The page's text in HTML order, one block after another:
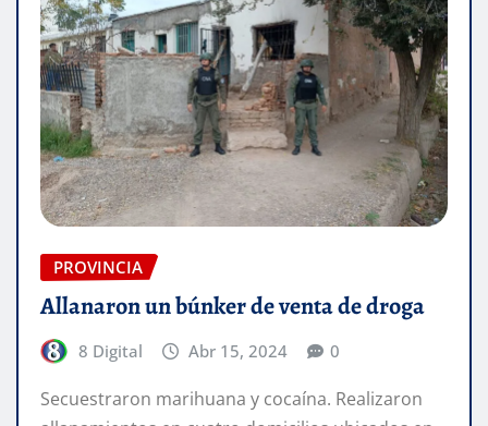
PROVINCIA
Allanaron un búnker de venta de droga
8 Digital Abr 15, 2024 0
Secuestraron marihuana y cocaína. Realizaron